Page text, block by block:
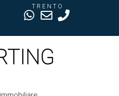
TRENTO